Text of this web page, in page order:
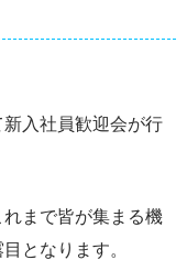
入社員歓迎会が行
まで皆が集まる機
となります。